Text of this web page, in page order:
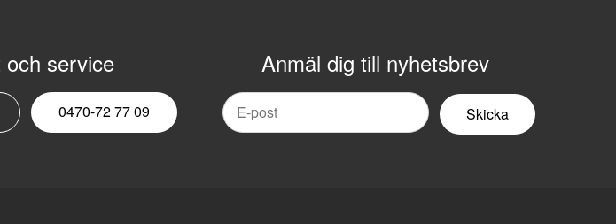
service
0470-72 77 09
Anmäl dig till nyhetsbrev
Email
nyhetsbrev